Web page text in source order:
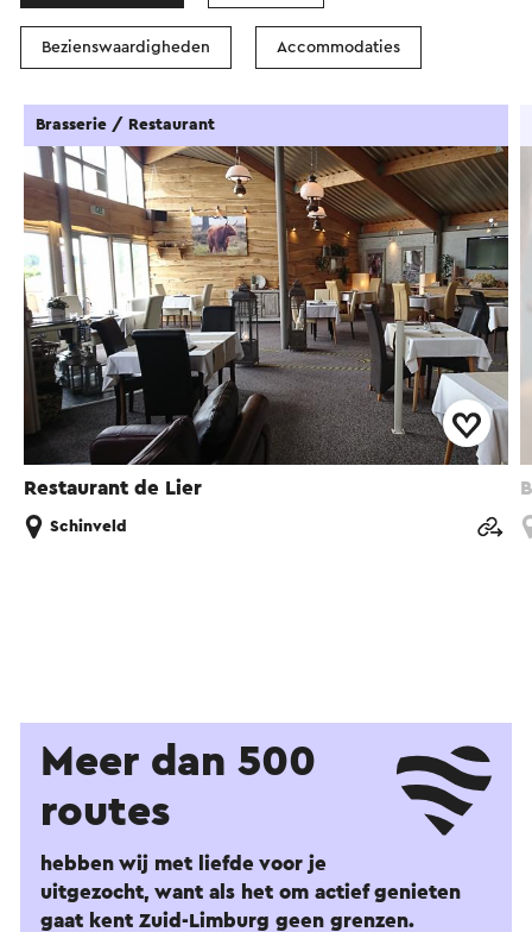
Bezienswaardigheden Accommodaties
Restaurant de Lier
Brasserie / Restaurant
Schinveld
Meer dan 500
routes
hebben wij met liefde voor je
uitgezocht, want als het om actief genieten
gaat kent Zuid-Limburg geen grenzen.